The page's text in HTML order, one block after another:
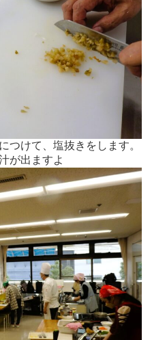
つけて、塩抜きをします。
が出ますよ